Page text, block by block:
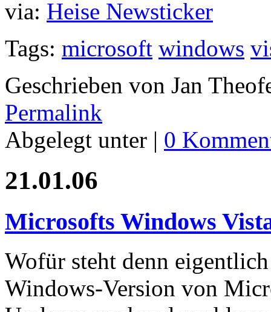
via: Heise Newsticker
Tags: microsoft windows
Geschrieben von Jan
Permalink
Abgelegt unter | 0
21.01.06
Microsofts Windows
Wofür steht denn
Windows-Version von